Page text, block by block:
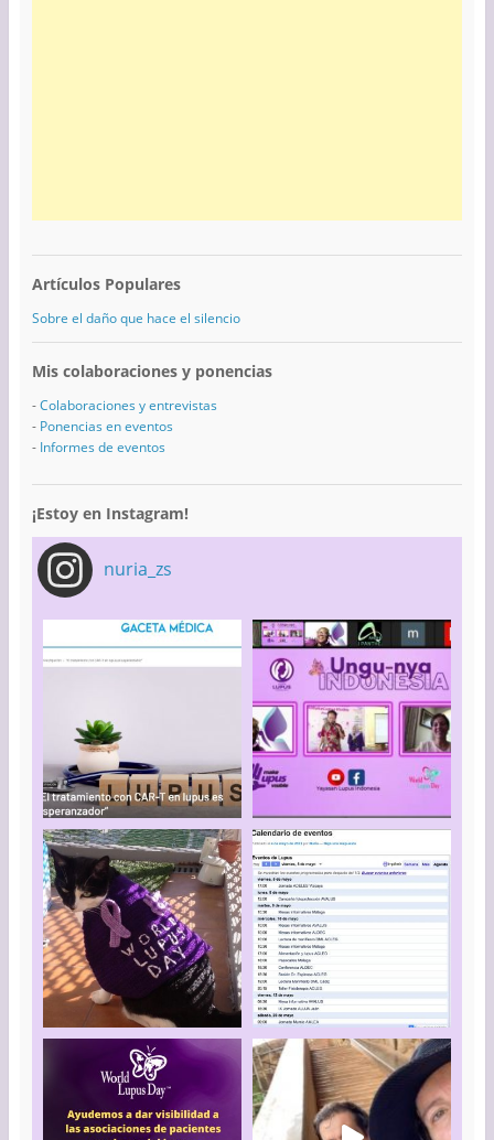
Artículos Populares
Sobre el daño que hace el silencio
Mis colaboraciones y ponencias
-Colaboraciones y entrevistas
- Ponencias en eventos
- Informes de eventos
¡Estoy en Instagram!
nuria_zs